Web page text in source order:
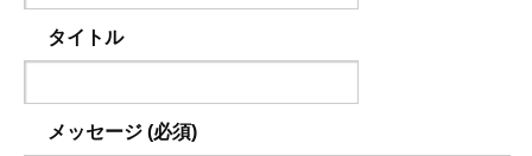
タイトル
メッセージ (必須)